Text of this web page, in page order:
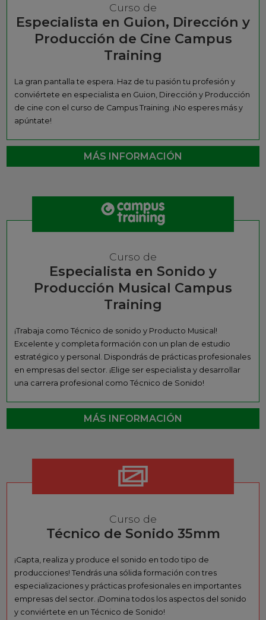
Curso de
Especialista en Guion, Dirección y
Producción de Cine Campus
Training
La gran pantalla te espera. Haz de tu pasión tu profesión y
conviértete en especialista en Guion, Dirección y Producción
de cine con el curso de Campus Training. ¡No esperes más y
apúntate!
MÁS INFORMACIÓN
Curso de
Especialista en Sonido y
Producción Musical Campus
Training
¡Trabaja como Técnico de sonido y Producto Musical!
Excelente y completa formación con un plan de estudio
estratégico y personal. Dispondrás de prácticas profesionales
en empresas del sector. ¡Elige ser especialista y desarrollar
una carrera profesional como Técnico de Sonido!
MÁS INFORMACIÓN
Curso de
Técnico de Sonido 35mm
¡Capta, realiza y produce el sonido en todo tipo de
producciones! Tendrás una sólida formación con tres
especializaciones y prácticas profesionales en importantes
empresas del sector. ¡Domina todos los aspectos del sonido
y conviértete en un Técnico de Sonido!